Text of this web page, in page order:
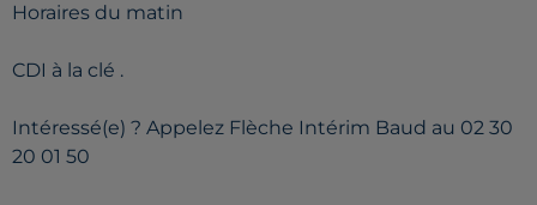
Horaires du matin
CDI à la clé .
Intéressé(e) ? Appelez Flèche Intérim Baud au 02 30
20 01 50